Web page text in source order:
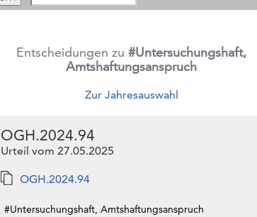
Entscheidungen zu#Untersuchungshaft,
Amtshaftungsanspruch
Zur Jahresauswahl
OGH.2024.94
Urteil vom 27.05.2025
OGH.2024.94
#Untersuchungshaft, Amtshaftungsanspruch